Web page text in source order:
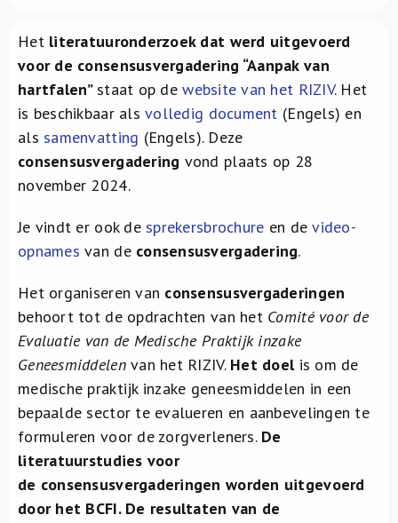
FR
Het literatuuronderzoek dat werd uitgevoerd
voor de consensusvergadering “Aanpak van
hartfalen”staat op dewebsite van het RIZIV. Het
is beschikbaar alsvolledig document (Engels) en
als samenvatting (Engels). Deze
consensusvergadering vond plaats op 28
november 2024.
Je vindt er ook de sprekersbrochure en devideo-
opnames van de consensusvergadering.
Het organiseren van consensusvergaderingen
behoort tot de opdrachten van het Comité voor de
Evaluatie van de Medische Praktijk inzake
Geneesmiddelenvan het RIZIV. Het doelis om de
medische praktijk inzake geneesmiddelen in een
bepaalde sector te evalueren en aanbevelingen te
formuleren voor de zorgverleners. De
literatuurstudies voor
de consensusvergaderingen worden uitgevoerd
door het BCFI. De resultaten van de